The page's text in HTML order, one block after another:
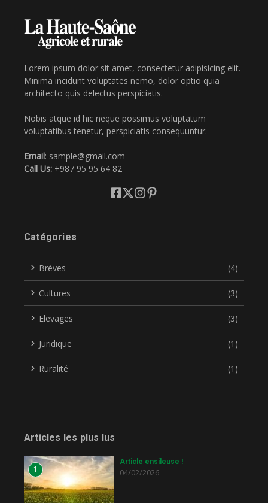
Lorem ipsum dolor sit amet, consectetur adipisicing elit.
Minima incidunt voluptates nemo, dolor optio quia
architecto quis delectus perspiciatis.
Nobis atque id hic neque possimus voluptatum
voluptatibus tenetur, perspiciatis consequuntur.
Email: sample@gmail.com
Call Us: +987 95 95 64 82
Catégories
Brèves (4)
Cultures (3)
Elevages (3)
Juridique (1)
Ruralité (1)
Articles les plus lus
1
Article ensileuse !
04/02/2026